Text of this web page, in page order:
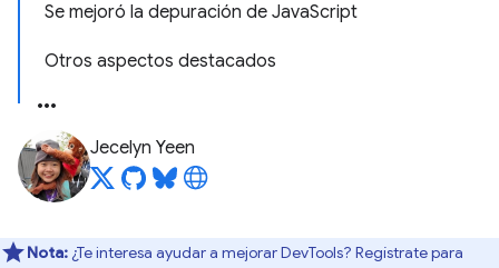
Se mejoró la depuración de JavaScript
Otros aspectos destacados
Jecelyn Yeen
Nota: ¿Te interesa ayudar a mejorar DevTools? Regístrate para